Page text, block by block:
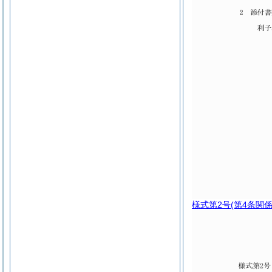
様式第2号(第4条関